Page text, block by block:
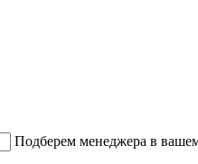
Подберем менеджера в